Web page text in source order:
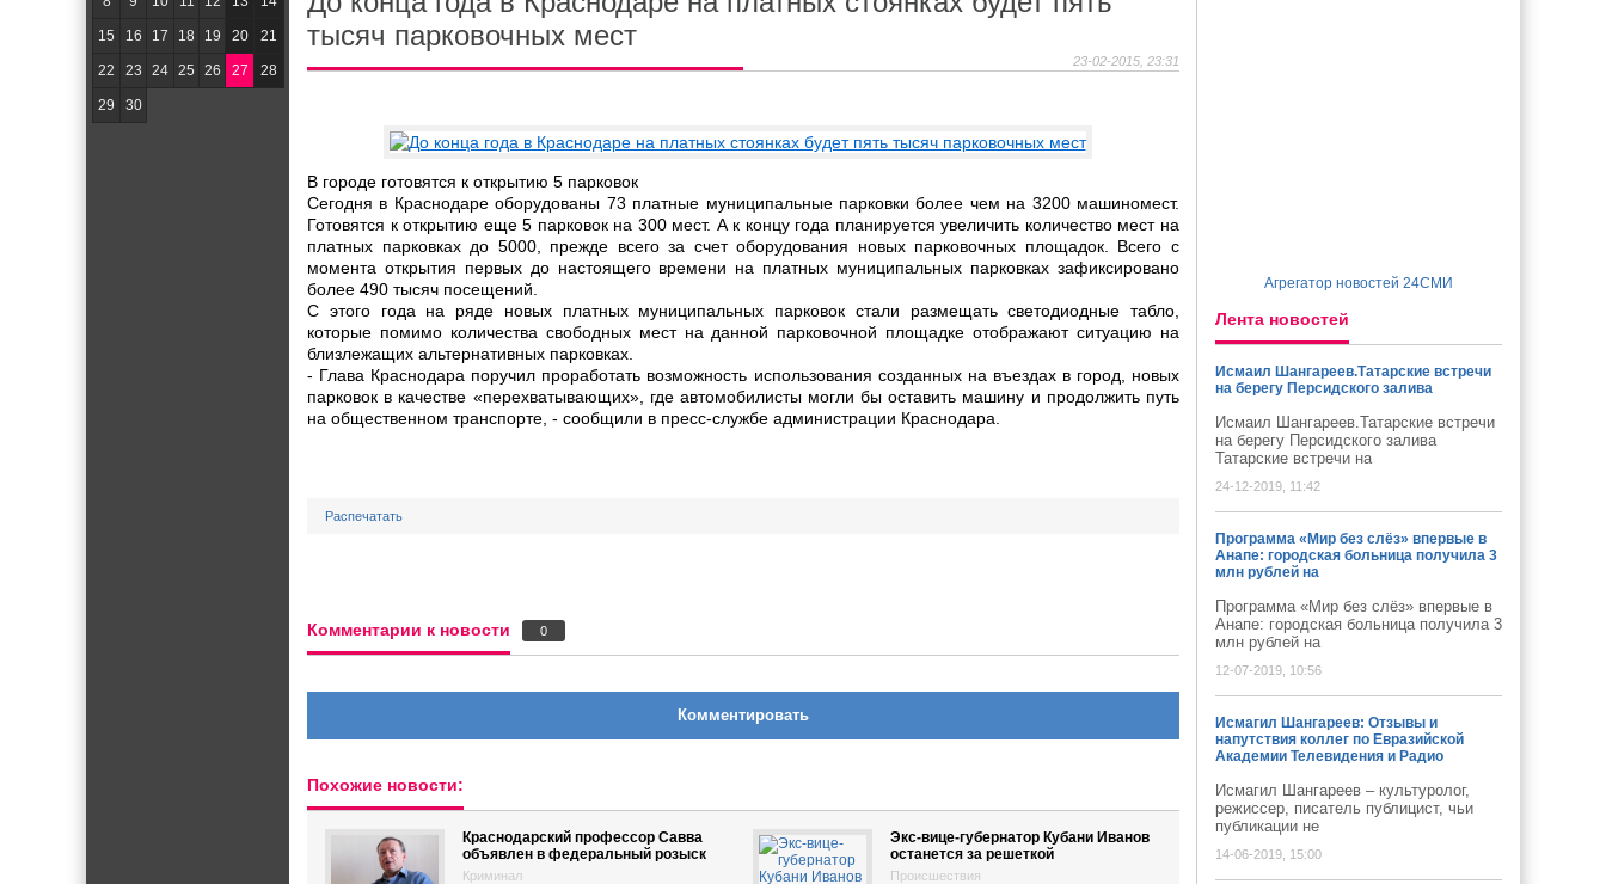
тысяч парковочных мест
23-02-2015, 23:31
В городе готовятся к открытию 5 парковок
Сегодня в Краснодаре оборудованы 73 платные муниципальные парковки более чем на 3200 машиномест.
Готовятся к открытию еще 5 парковок на 300 мест. А к концу года планируется увеличить количество мест на
платных парковках до 5000, прежде всего за счет оборудования новых парковочных площадок. Всего с
момента открытия первых до настоящего времени на платных муниципальных парковках зафиксировано
более 490 тысяч посещений.
С этого года на ряде новых платных муниципальных парковок стали размещать светодиодные табло,
которые помимо количества свободных мест на данной парковочной площадке отображают ситуацию на
близлежащих альтернативных парковках.
- Глава Краснодара поручил проработать возможность использования созданных на въездах в город, новых
парковок в качестве «перехватывающих», где автомобилисты могли бы оставить машину и продолжить путь
на общественном транспорте, - сообщили в пресс-службе администрации Краснодара.
Распечатать
Комментарии к новости 0
Комментировать
Похожие новости:
Краснодарский профессор Савва
объявлен в федеральный розыск
Криминал
Экс-вице-губернатор Кубани Иванов
останется за решеткой
Происшествия
15 16 17 18 19 20 21
22 23 24 25 26 27 28
29 30
Агрегатор новостей 24СМИ
Лента новостей
Исмаил Шангареев.Татарские встречи
на берегу Персидского залива
Исмаил Шангареев.Татарские встречи
на берегу Персидского залива
Татарские встречи на
24-12-2019, 11:42
Программа «Мир без слёз» впервые в
Анапе: городская больница получила 3
млн рублей на
Программа «Мир без слёз» впервые в
Анапе: городская больница получила 3
млн рублей на
12-07-2019, 10:56
Исмагил Шангареев: Отзывы и
напутствия коллег по Евразийской
Академии Телевидения и Радио
Исмагил Шангареев – культуролог,
режиссер, писатель публицист, чьи
публикации не
14-06-2019, 15:00